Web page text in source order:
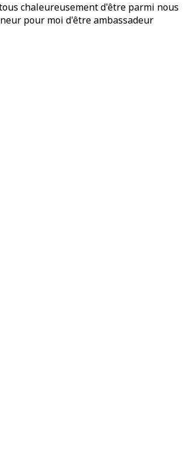
chaleureusement d'être parmi nous
pour moi d'être ambassadeur